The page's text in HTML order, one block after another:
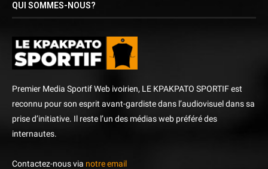
QUI SOMMES-NOUS?
Premier Media Sportif Web ivoirien, LE KPAKPATO SPORTIF est
reconnu pour son esprit avant-gardiste dans l’audiovisuel dans sa
prise d’initiative. Il reste l’un des médias web préféré des
internautes.
Contactez-nous via notre email